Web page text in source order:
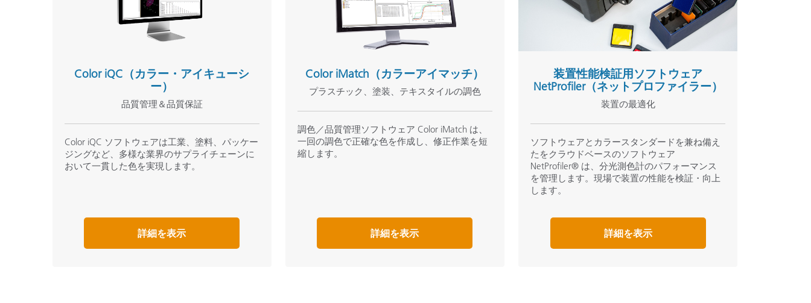
Color iQC（カラー・アイキューシ
ー）
品質管理＆品質保証
Color iQC ソフトウェアは工業、塗料、パッケー
ジングなど、多様な業界のサプライチェーンに
おいて一貫した色を実現します。
詳細を表示
Color iMatch（カラーアイマッチ）
プラスチック、塗装、テキスタイルの調色
調色／品質管理ソフトウェア Color iMatch は、
一回の調色で正確な色を作成し、修正作業を短
縮します。
詳細を表示
装置性能検証用ソフトウェア
NetProfiler（ネットプロファイラー）
装置の最適化
ソフトウェアとカラースタンダードを兼ね備え
たをクラウドベースのソフトウェア
NetProfiler® は、分光測色計のパフォーマンス
を管理します。現場で装置の性能を検証・向上
します。
詳細を表示